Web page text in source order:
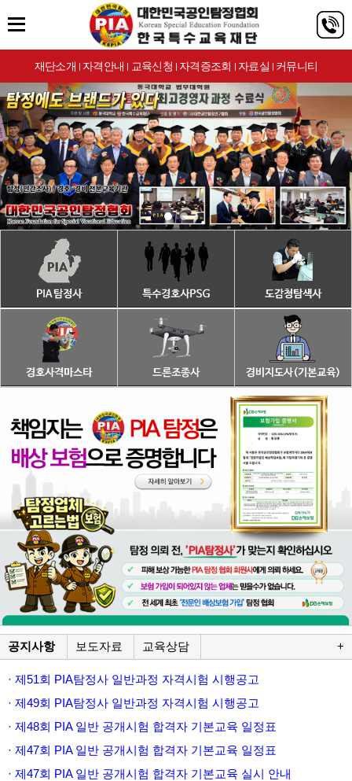
재단소개 | 자격안내 | 교육신청 | 자격증조회 | 자료실 | 커뮤니티
공지사항 보도자료 교육상담 +
· 제51회 PIA탐정사 일반과정 자격시험 시행공고
· 제49회 PIA탐정사 일반과정 자격시험 시행공고
· 제48회 PIA 일반 공개시험 합격자 기본교육 일정표
· 제47회 PIA 일반 공개시험 합격자 기본교육 일정표
· 제47회 PIA 일반 공개시험 합격자 기본교육 실시 안내